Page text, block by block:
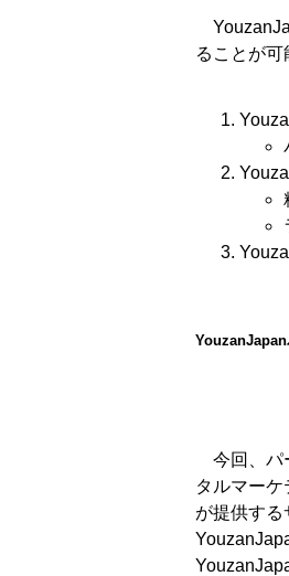
ることが可
YouzanJapan
今回、パ
タルマー
が提供する